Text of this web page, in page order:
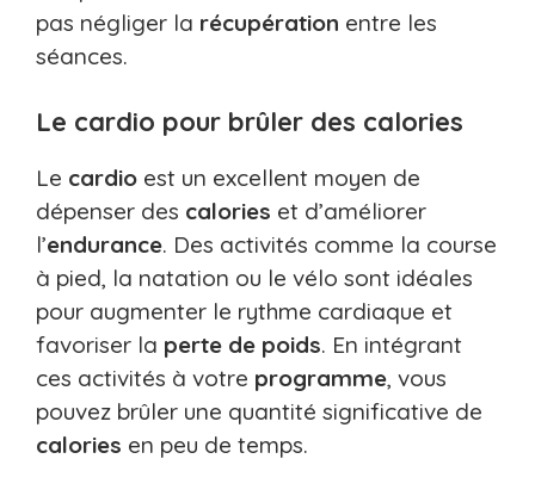
pas négliger la récupération entre les
séances.
Le cardio pour brûler des calories
Le cardio est un excellent moyen de
dépenser des calories et d’améliorer
l’endurance. Des activités comme la course
à pied, la natation ou le vélo sont idéales
pour augmenter le rythme cardiaque et
favoriser la perte de poids. En intégrant
ces activités à votre programme, vous
pouvez brûler une quantité significative de
calories en peu de temps.